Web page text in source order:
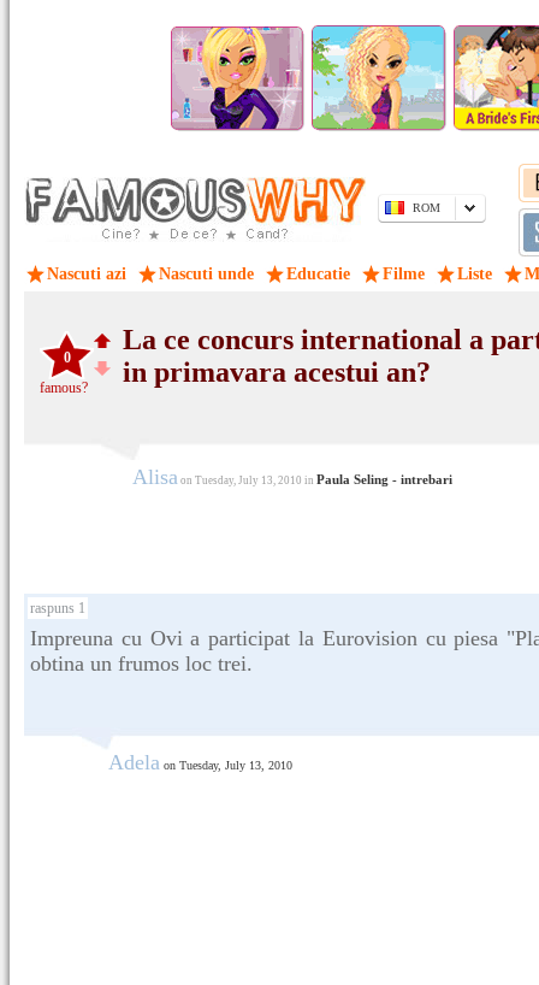
ROM
Nascuti azi Nascuti unde Educatie Filme Liste
0
famous?
La ce concurs international a
in primavara acestui an?
Alisa on Tuesday, July 13, 2010 in Paula Seling - intrebari
raspuns 1
Impreuna cu Ovi a participat la Eurovision cu piesa
obtina un frumos loc trei.
Adela on Tuesday, July 13, 2010